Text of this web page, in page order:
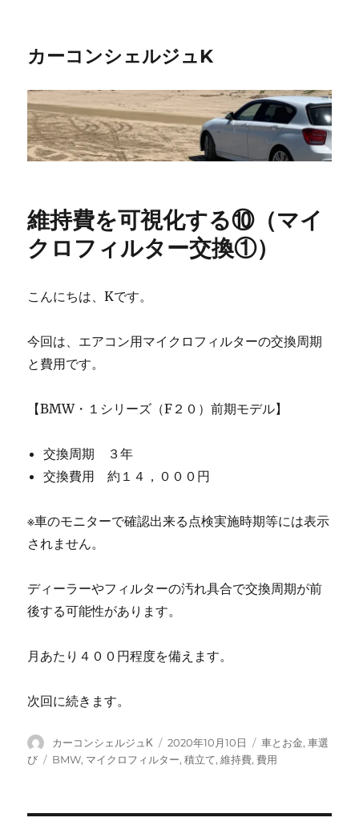
カーコンシェルジュK
維持費を可視化する⑩（マイ
クロフィルター交換①）
こんにちは、Kです。
今回は、エアコン用マイクロフィルターの交換周期
と費用です。
【BMW・１シリーズ（F２０）前期モデル】
交換周期 ３年
交換費用 約１４，０００円
※車のモニターで確認出来る点検実施時期等には表示
されません。
ディーラーやフィルターの汚れ具合で交換周期が前
後する可能性があります。
月あたり４００円程度を備えます。
次回に続きます。
投
稿
カーコンシェルジュK
投
稿
2020年10月10日
カ
テ
車とお金,車選
び
タ
BMW, マイクロフィルター,積立て,維持費, 費用